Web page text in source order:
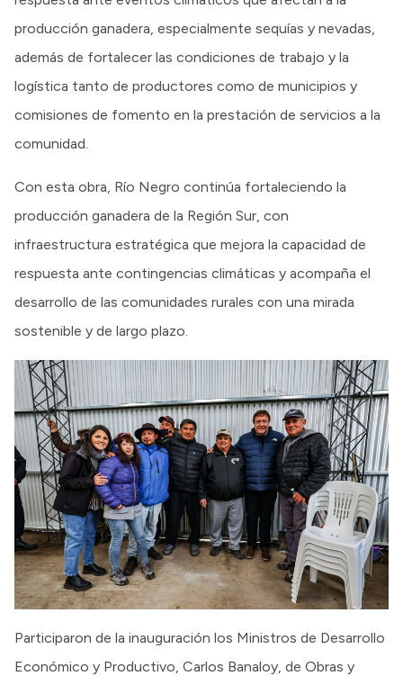
producción ganadera, especialmente sequías y nevadas,
además de fortalecer las condiciones de trabajo y la
logística tanto de productores como de municipios y
comisiones de fomento en la prestación de servicios a la
comunidad.
Con esta obra, Río Negro continúa fortaleciendo la
producción ganadera de la Región Sur, con
infraestructura estratégica que mejora la capacidad de
respuesta ante contingencias climáticas y acompaña el
desarrollo de las comunidades rurales con una mirada
sostenible y de largo plazo.
Participaron de la inauguración los Ministros de Desarrollo
Económico y Productivo, Carlos Banaloy, de Obras y